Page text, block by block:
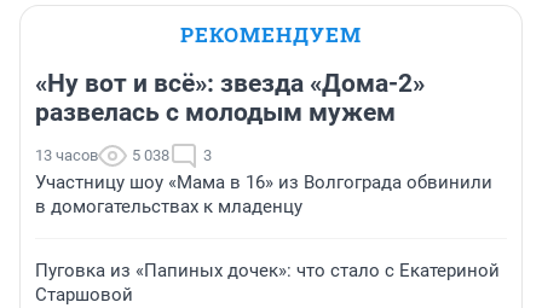
РЕКОМЕНДУЕМ
«Ну вот и всё»: звезда «Дома-2»
развелась с молодым мужем
13 часов 5 038 3
Участницу шоу «Мама в 16» из Волгограда обвинили
в домогательствах к младенцу
Пуговка из «Папиных дочек»: что стало с Екатериной
Старшовой